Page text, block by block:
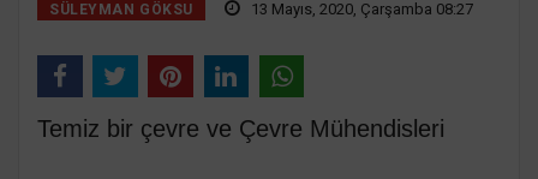
SÜLEYMAN GÖKSU 13 Mayıs, 2020, Çarşamba 08:27
Temiz bir çevre ve Çevre Mühendisleri